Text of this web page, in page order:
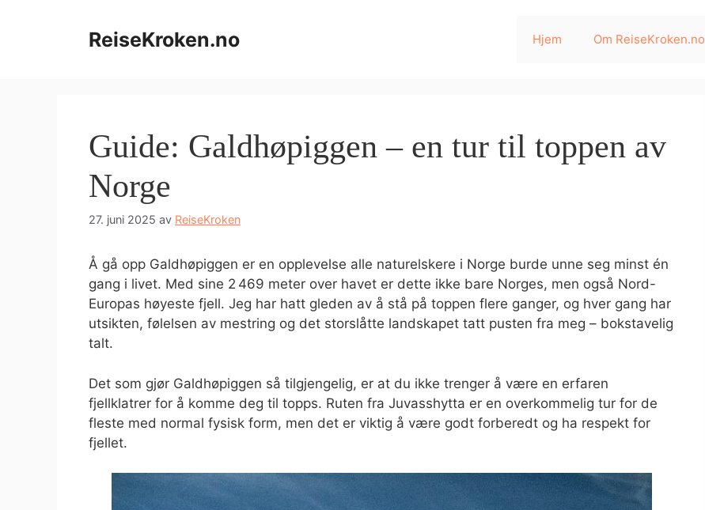
ReiseKroken.no Hjem Om ReiseKroken.no
Guide: Galdhøpiggen – en tur til toppen av
Norge
27. juni 2025 av ReiseKroken
Å gå opp Galdhøpiggen er en opplevelse alle naturelskere i Norge burde unne seg minst én
gang i livet. Med sine 2 469 meter over havet er dette ikke bare Norges, men også Nord-
Europas høyeste fjell. Jeg har hatt gleden av å stå på toppen flere ganger, og hver gang har
utsikten, følelsen av mestring og det storslåtte landskapet tatt pusten fra meg – bokstavelig
talt.
Det som gjør Galdhøpiggen så tilgjengelig, er at du ikke trenger å være en erfaren
fjellklatrer for å komme deg til topps. Ruten fra Juvasshytta er en overkommelig tur for de
fleste med normal fysisk form, men det er viktig å være godt forberedt og ha respekt for
fjellet.